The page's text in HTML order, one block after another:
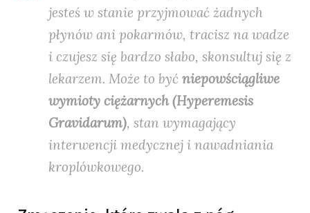
jesteś w stanie przyjmować żadnych
płynów ani pokarmów, tracisz na wadze
i czujesz się bardzo słabo, skonsultuj się z
lekarzem. Może to być niepowściągliwe
wymioty ciężarnych (Hyperemesis
Gravidarum), stan wymagający
interwencji medycznej i nawadniania
kroplówkowego.